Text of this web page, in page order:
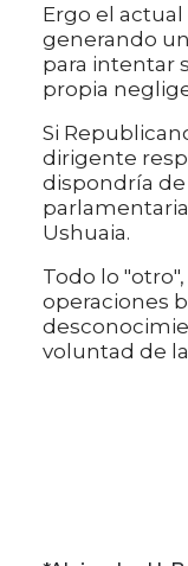
Ergo el
generando
para intentar
propia
Si
dirigente
dispondría
Ushuaia.
Todo lo
operaciones
voluntad de